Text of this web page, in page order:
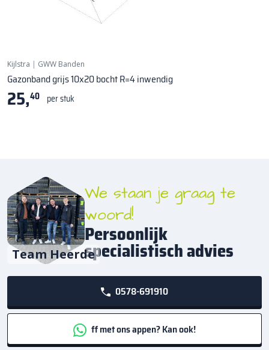
Kijlstra | GWW Banden
Gazonband grijs 10x20 bocht R=4 inwendig
25,40 per stuk
Team Heerde
We staan je graag te
woord!
Persoonlijk
specialistisch advies
0578-691910
ff met ons appen? Kan ook!